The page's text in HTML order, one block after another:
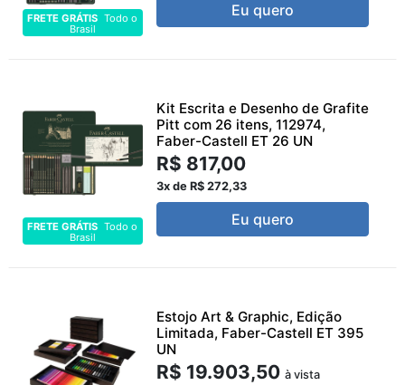
FRETE GRÁTIS Todo o
Brasil
Eu quero
FRETE GRÁTIS Todo o
Brasil
Kit Escrita e Desenho de Grafite
Pitt com 26 itens, 112974,
Faber-Castell ET 26 UN
R$ 817,00
3x de R$ 272,33
Eu quero
Estojo Art & Graphic, Edição
Limitada, Faber-Castell ET 395
UN
R$ 19.903,50 à vista